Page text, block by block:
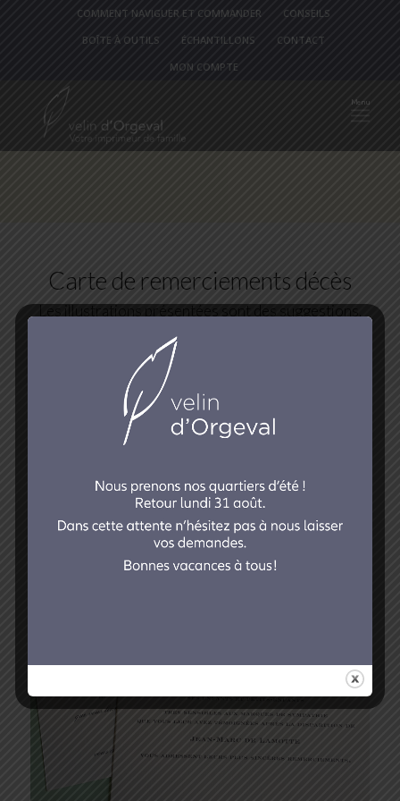
COMMENT NAVIGUER ET COMMANDER
CONSEILS
BOÎTE À OUTILS
ÉCHANTILLONS
CONTACT
MON COMPTE
Carte de remerciements décès
Les illustrations présentées sont des suggestions,
souhaitez
Carte de remerciements